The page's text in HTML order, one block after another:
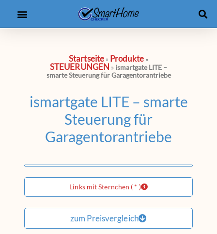
Startseite » Produkte»
STEUERUNGEN » ismartgate LITE –
smarte Steuerung für Garagentorantriebe
ismartgate LITE – smarte
Steuerung für
Garagentorantriebe
Links mit Sternchen ( * )
zum Preisvergleich